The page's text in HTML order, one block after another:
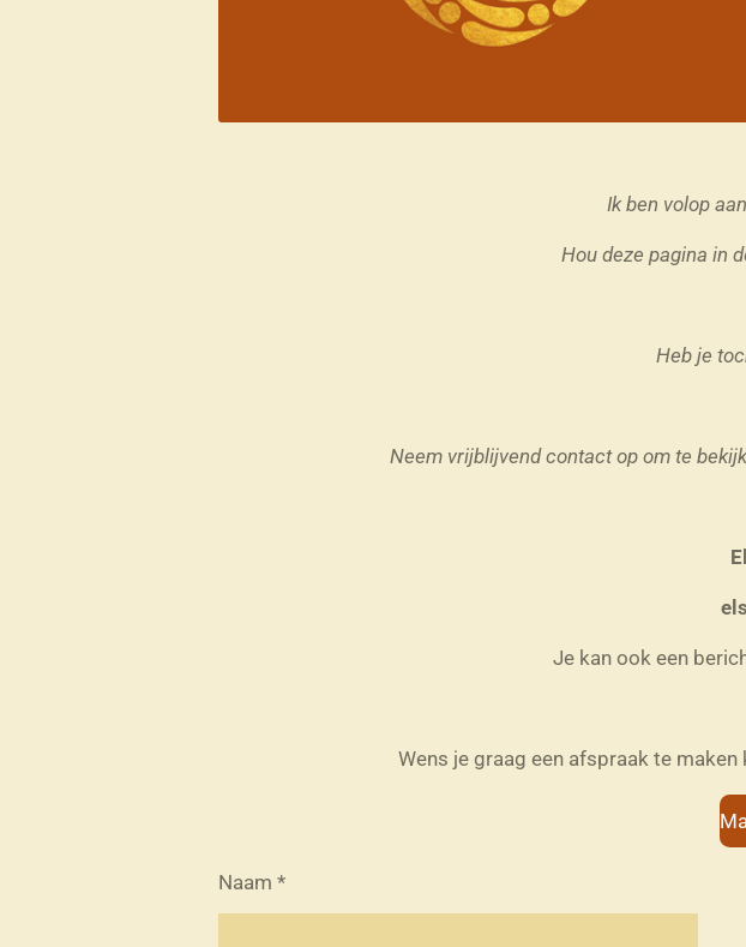
Ik ben volop
Hou deze pagina in
Heb je
Neem vrijblijvend contact op om te
Je kan ook een
Wens je graag een afspraak te
Naam *